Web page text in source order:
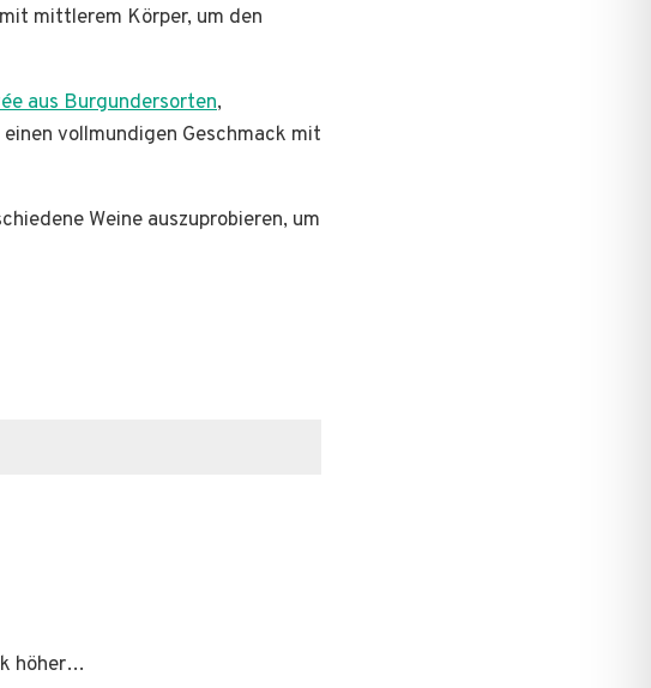
mittlerem Körper, um den
aus Burgundersorten,
vollmundigen Geschmack mit
Weine auszuprobieren, um
höher…